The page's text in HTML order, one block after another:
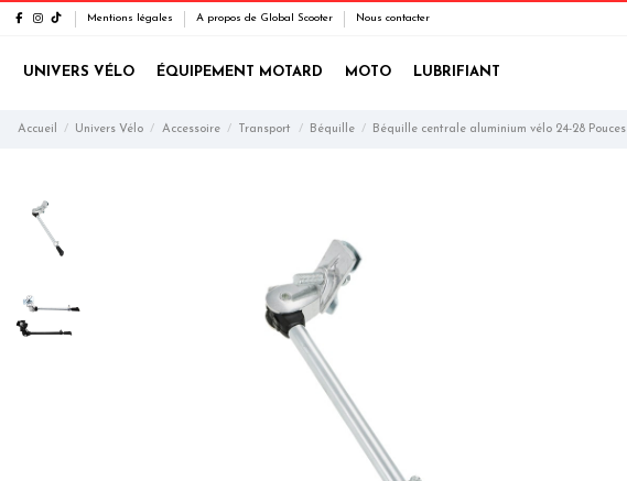
Mentions légales A propos de Global Scooter Nous contacter
UNIVERS VÉLO ÉQUIPEMENT MOTARD MOTO LUBRIFIANT
Accueil Univers Vélo Accessoire Transport Béquille Béquille centrale aluminium vélo 24-28 Pouces